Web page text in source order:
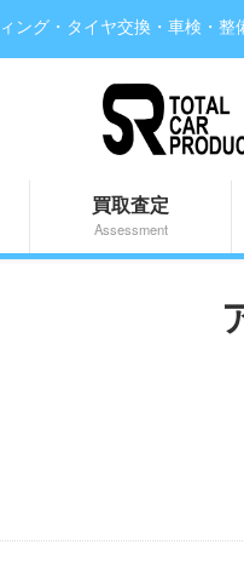
ング・タイヤ交換・車検・整
買取査定
Assessment